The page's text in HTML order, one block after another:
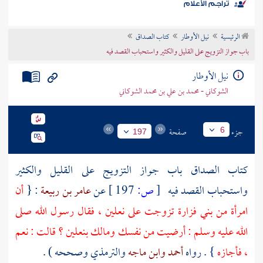
موضوعي
تراجم الأعلام
الرئيسية نيل الأوطار
كتاب الصداق
باب جواز التزويج على القليل والكثير واستحباب القصد فيه
نيل الأوطار
الشوكاني - محمد بن علي بن محمد الشوكاني
جزء 6 صفحة 197
كتاب الصداق باب جواز التزويج على القليل والكثير
واستحباب القصد فيه [ص: عنعامر بن ربيعة: {أن
امرأة منبني فزارةتزوجت على نعلين ، فقال رسول الله صلى
الله عليه وسلم : أرضيت من نفسك ومالك بنعلين ؟ قالت : نعم
، فأجازه} . رواهأحمدوابن ماجهوالترمذيوصححه ) .